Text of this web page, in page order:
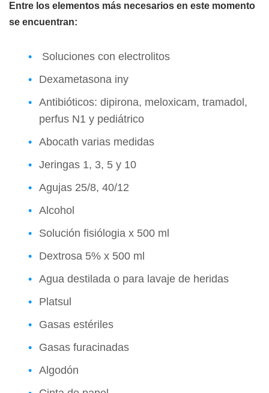
Entre los elementos más necesarios en este momento
se encuentran:
Soluciones con electrolitos
Dexametasona iny
Antibióticos: dipirona, meloxicam, tramadol,
perfus N1 y pediátrico
Abocath varias medidas
Jeringas 1, 3, 5 y 10
Agujas 25/8, 40/12
Alcohol
Solución fisiólogia x 500 ml
Dextrosa 5% x 500 ml
Agua destilada o para lavaje de heridas
Platsul
Gasas estériles
Gasas furacinadas
Algodón